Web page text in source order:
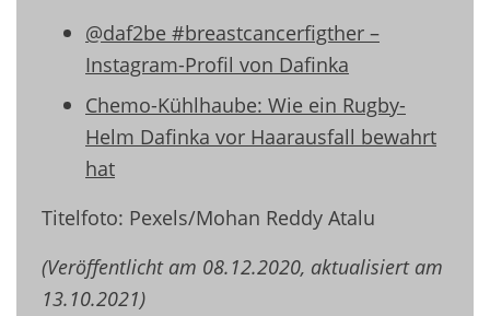
@daf2be #breastcancerfigther –
Instagram-Profil von Dafinka
Chemo-Kühlhaube: Wie ein Rugby-
Helm Dafinka vor Haarausfall bewahrt
hat
Titelfoto: Pexels/Mohan Reddy Atalu
(Veröffentlicht am 08.12.2020, aktualisiert am
13.10.2021)